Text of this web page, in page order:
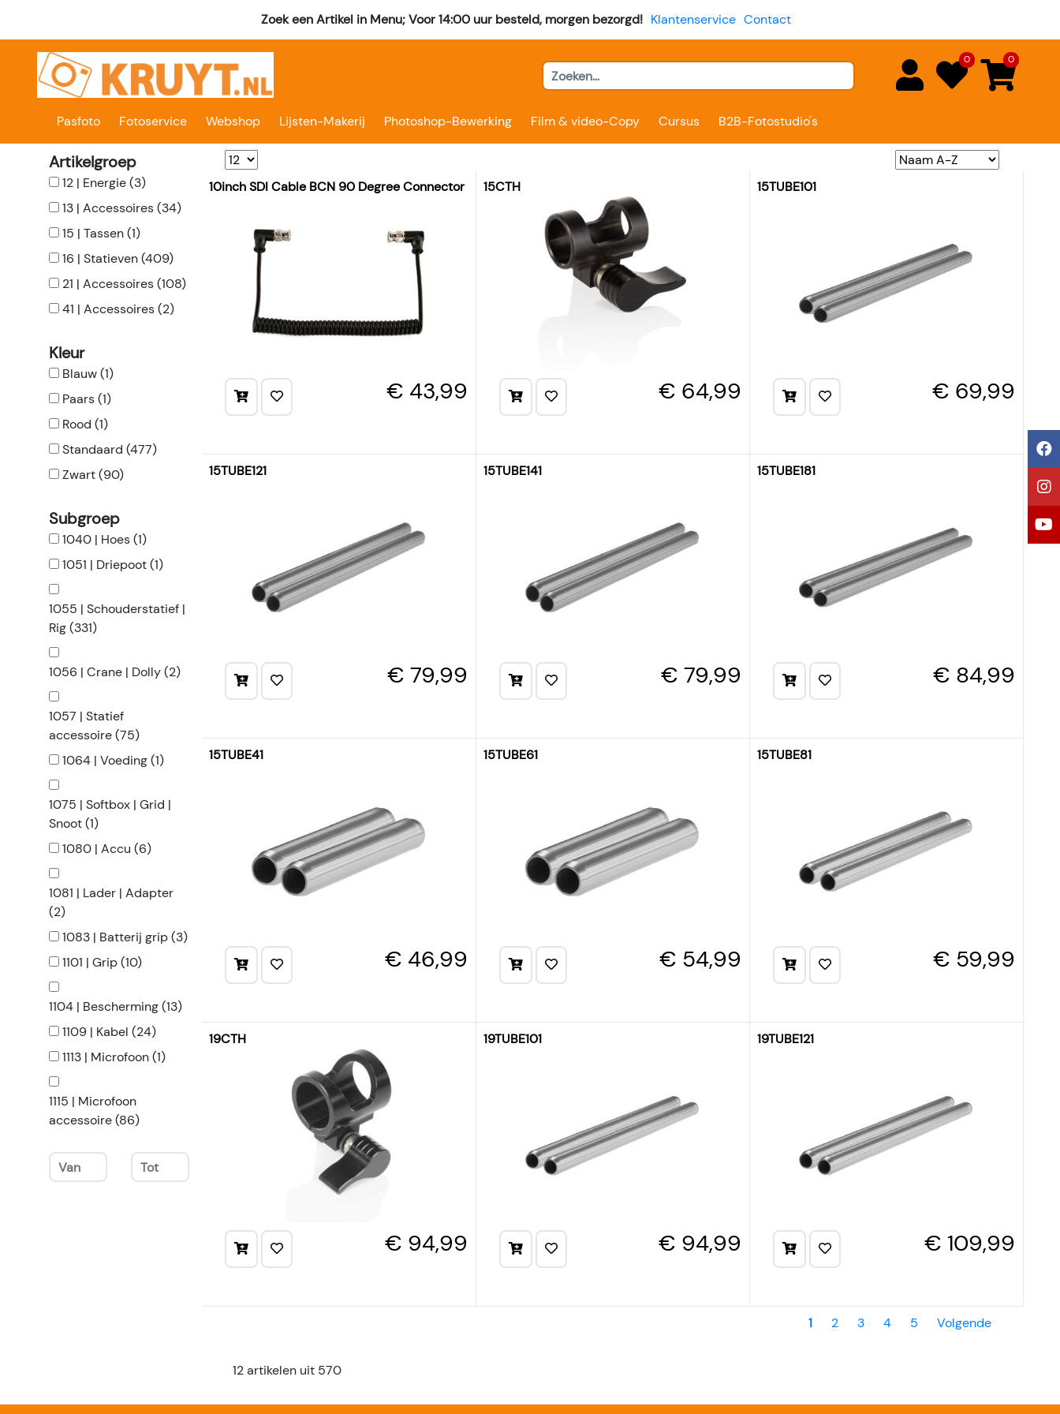
Zoek een Artikel in Menu; Voor 14:00 uur besteld, morgen bezorgd! Klantenservice Contact
0 0
Pasfoto Fotoservice Webshop Lijsten-Makerij Photoshop-Bewerking Film & video-Copy Cursus B2B-Fotostudio's
Artikelgroep
12 | Energie (3)
13 | Accessoires (34)
15 | Tassen (1)
16 | Statieven (409)
21 | Accessoires (108)
41 | Accessoires (2)
Kleur
Blauw (1)
Paars (1)
Rood (1)
Standaard (477)
Zwart (90)
Subgroep
1040 | Hoes (1)
1051 | Driepoot (1)
1055 | Schouderstatief |
Rig (331)
1056 | Crane | Dolly (2)
1057 | Statief
accessoire (75)
1064 | Voeding (1)
1075 | Softbox | Grid |
Snoot (1)
1080 | Accu (6)
1081 | Lader | Adapter
(2)
1083 | Batterij grip (3)
1101 | Grip (10)
1104 | Bescherming (13)
1109 | Kabel (24)
1113 | Microfoon (1)
1115 | Microfoon
accessoire (86)
10inch SDI Cable BCN 90 Degree Connector - SH10BN
€ 43,99
15CTH
€ 64,99
15TUBE101
€ 69,99
15TUBE121
€ 79,99
15TUBE141
€ 79,99
15TUBE181
€ 84,99
15TUBE41
€ 46,99
15TUBE61
€ 54,99
15TUBE81
€ 59,99
19CTH
€ 94,99
19TUBE101
€ 94,99
19TUBE121
€ 109,99
1 2 3 4 5 Volgende
12 artikelen uit 570